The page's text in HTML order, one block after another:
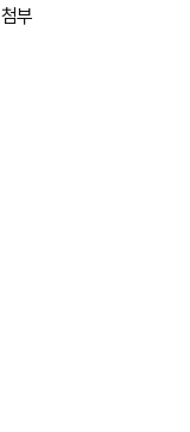
부